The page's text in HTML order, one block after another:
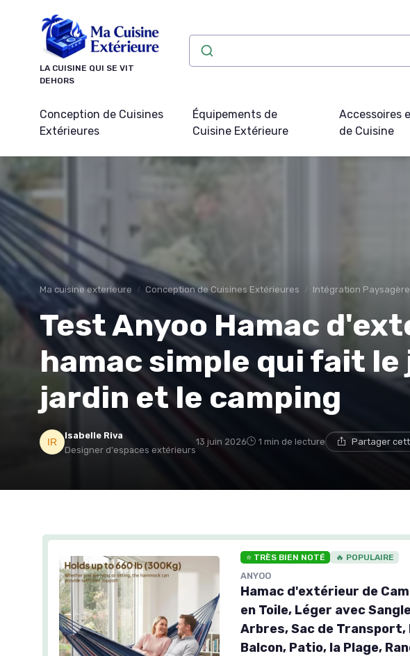
LA CUISINE QUI SE VIT
DEHORS
Conception de Cuisines
Extérieures
Équipements de
Cuisine Extérieure
Accessoires
de Cuisine
Ma cuisine exterieure Conception de Cuisines Extérieures Intégration
Test Anyoo Hamac
hamac simple qui fait le
jardin et le camping
Isabelle Riva
Designer d'espaces extérieurs
13 juin 2026 1 min de lecture Partager
⭐ TRÈS BIEN NOTÉ 🔥 POPULAIRE
ANYOO
Hamac d'extérieur de
en Toile, Léger avec
Arbres, Sac de
Balcon, Patio, la Plage,